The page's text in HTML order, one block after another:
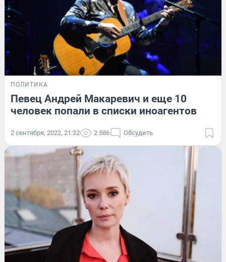
ПОЛИТИКА
Певец Андрей Макаревич и еще 10
человек попали в списки иноагентов
2 сентября, 2022, 21:32 2 586 Обсудить